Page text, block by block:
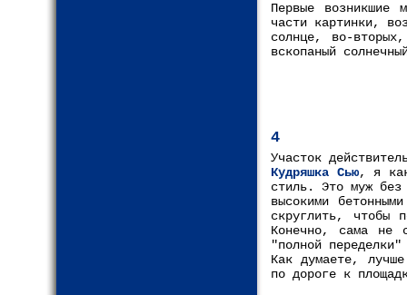
Первые возникшие
части картинки,
солнце, во-
вскопаный
4
Участок
Кудряшка Сью, я как
стиль. Это муж без
высокими
скруглить, чтобы
Конечно, сама не
"полной
Как думаете,
по дороге к